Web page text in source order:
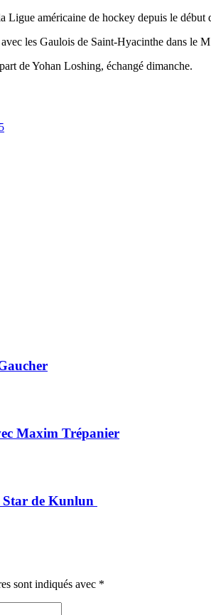
américaine de hockey depuis le
les Gaulois de Saint-Hyacinthe dans
de Yohan Loshing, échangé dimanche.
Maxim Trépanier
Star de Kunlun
sont indiqués avec *